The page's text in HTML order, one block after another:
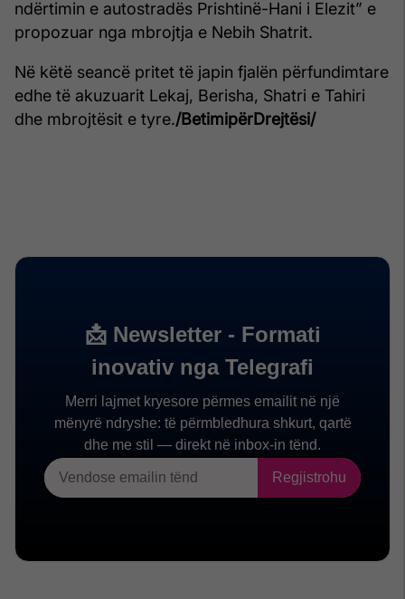
ndërtimin e autostradës Prishtinë-Hani i Elezit” e
propozuar nga mbrojtja e Nebih Shatrit.
Në këtë seancë pritet të japin fjalën përfundimtare
edhe të akuzuarit Lekaj, Berisha, Shatri e Tahiri
dhe mbrojtësit e tyre./BetimipërDrejtësi/